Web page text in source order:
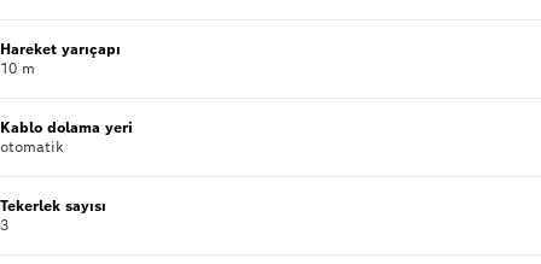
Hareket yarıçapı
10 m
Kablo dolama yeri
otomatik
Tekerlek sayısı
3